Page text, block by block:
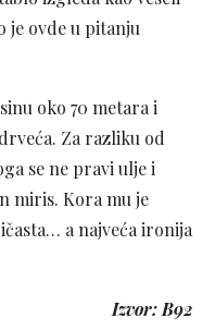
je ovde u pitanju
oko 70 metara i
Za razliku od
se ne pravi ulje i
miris. Kora mu je
a najveća ironija
Izvor: B92